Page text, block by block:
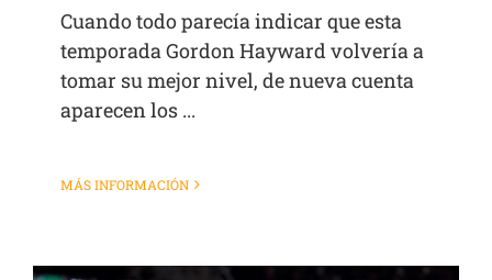
Cuando todo parecía indicar que esta
temporada Gordon Hayward volvería a
tomar su mejor nivel, de nueva cuenta
aparecen los ...
MÁS INFORMACIÓN